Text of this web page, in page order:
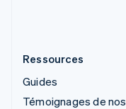
Ressources
Guides
Témoignages de nos